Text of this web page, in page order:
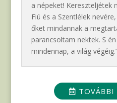
a népeket! Kereszteljétek
Fiú és a Szentlélek
őket mindannak a
parancsoltam nektek. S
mindennap, a világ
TOVÁBBI